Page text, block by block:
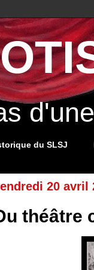
du SLSJ
20 avril
théâtre